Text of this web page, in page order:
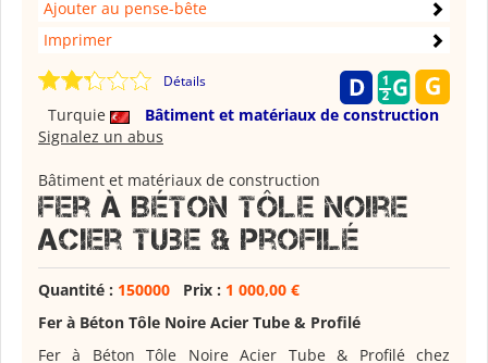
Ajouter au pense-bête
Imprimer
Détails
Turquie
Bâtiment et matériaux de construction
Signalez un abus
Bâtiment et matériaux de construction
Fer à Béton Tôle Noire
Acier Tube & Profilé
Quantité : 150000 Prix : 1 000,00 €
Fer à Béton Tôle Noire Acier Tube & Profilé
Fer à Béton Tôle Noire Acier Tube & Profilé chez